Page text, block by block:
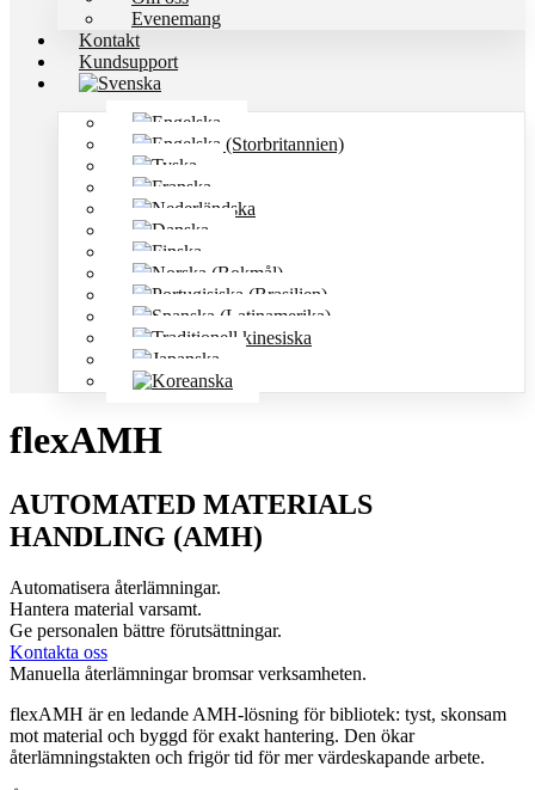
Evenemang
Kontakt
Kundsupport
flexAMH
AUTOMATED MATERIALS
HANDLING (AMH)
Automatisera återlämningar.
Hantera material varsamt.
Ge personalen bättre förutsättningar.
Kontakta oss
Manuella återlämningar bromsar verksamheten.
flexAMH är en ledande AMH-lösning för bibliotek: tyst, skonsam
mot material och byggd för exakt hantering. Den ökar
återlämningstakten och frigör tid för mer värdeskapande arbete.